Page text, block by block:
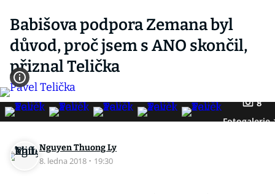
Babišova podpora Zemana byl
důvod, proč jsem s ANO skončil,
přiznal Telička
8
Fotogalerie
Nguyen Thuong Ly
8. ledna 2018 · 19:30